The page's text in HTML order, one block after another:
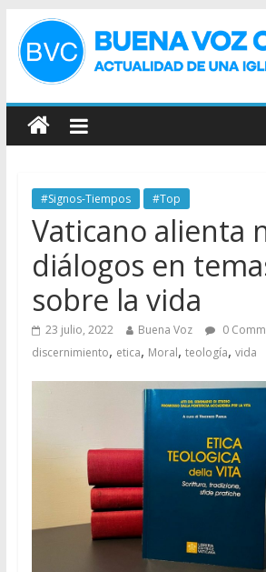
#Signos-Tiempos #Top
Vaticano alienta
diálogos en
sobre la vida
23 julio, 2022 Buena Voz
0
discernimiento, etica, Moral, teología, vida